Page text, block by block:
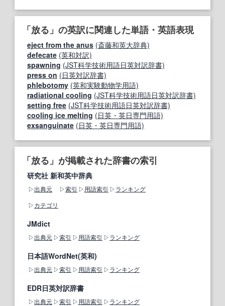
「放る」の英訳に関連した単語・英語表現
eject from the anus (斎藤和英大辞典)
defecate (英和対訳)
spawning (JST科学技術用語日英対訳辞書)
press on (日英対訳辞書)
phlebotomy (英和実験動物学用語)
radiational cooling (JST科学技術用語日英対訳辞書)
setting free (JST科学技術用語日英対訳辞書)
cooling ice melting (日英・英日専門用語)
exsanguinate (日英・英日専門用語)
「放る」が掲載された辞書の索引
研究社 新和英中辞典
出典元 索引 用語索引
ランキング
カテゴリ
JMdict
出典元 索引 用語索引 ランキング
日本語WordNet(英和)
出典元 索引 用語索引 ランキング
EDR日英対訳辞書
出典元 索引 用語索引 ランキング